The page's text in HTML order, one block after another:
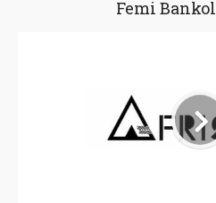
Femi